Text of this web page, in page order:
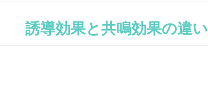
誘導効果と共鳴効果の違い